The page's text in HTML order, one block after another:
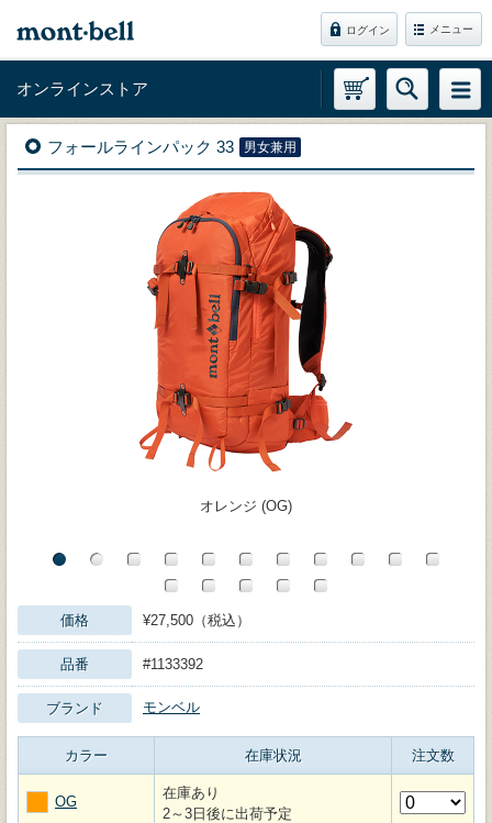
ログイン メニュー
オンラインストア
フォールラインパック 33 男女兼用
オレンジ (OG)
価格 ¥27,500（税込）
品番 #1133392
ブランド モンベル
カラー 在庫状況 注文数
OG
在庫あり
2～3日後に出荷予定